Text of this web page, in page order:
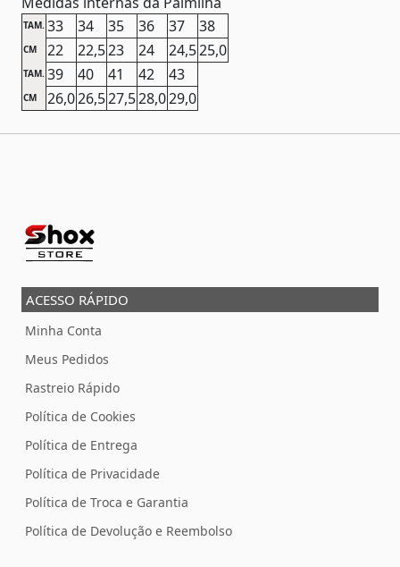
TAM. 33 34 35 36 37 38
CM 22 22,523 24 24,525,0
TAM. 39 40 41 42 43
CM 26,026,527,528,029,0
ACESSO RÁPIDO
Minha Conta
Meus Pedidos
Rastreio Rápido
Política de Cookies
Política de Entrega
Política de Privacidade
Política de Troca e Garantia
Política de Devolução e Reembolso